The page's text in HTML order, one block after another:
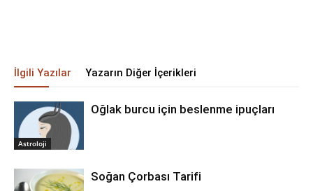
İlgili Yazılar Yazarın Diğer İçerikleri
Astroloji
Oğlak burcu için beslenme ipuçları
Soğan Çorbası Tarifi